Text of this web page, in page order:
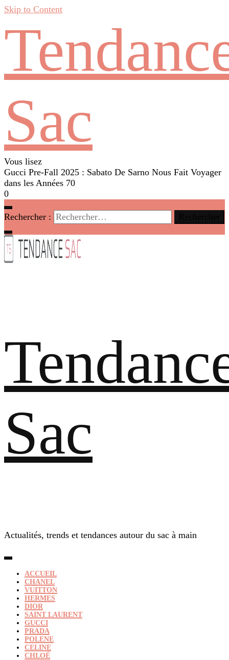
Skip to Content
Sac
Vous lisez
Gucci Pre-Fall 2025 : Sabato De Sarno Nous Fait Voyager
dans les Années 70
0
Rechercher :
Sac
Actualités, trends et tendances autour du sac à main
ACCUEIL
CHANEL
VUITTON
HERMES
DIOR
SAINT LAURENT
GUCCI
PRADA
POLENE
CELINE
CHLOÉ